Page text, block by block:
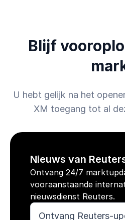
Blijf
U hebt gelijk na het
XM toegang tot al
Nieuws van
Ontvang 24/7
vooraanstaande
nieuwsdienst Reuters.
Ontvang Reuters-